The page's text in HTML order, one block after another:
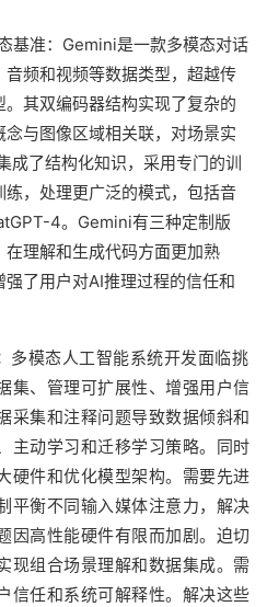
基准：Gemini是一款多模态对话
频和视频等数据类型，超越传
其双编码器结构实现了复杂的
与图像区域相关联，对场景实
成了结构化知识，采用专门的训
，处理更广泛的模式，包括音
4。Gemini有三种定制版
理解和生成代码方面更加熟
了用户对AI推理过程的信任和
多模态人工智能系统开发面临挑
集、管理可扩展性、增强用户信
采集和注释问题导致数据倾斜和
主动学习和迁移学习策略。同时
硬件和优化模型架构。需要先进
平衡不同输入媒体注意力，解决
因高性能硬件有限而加剧。迫切
现组合场景理解和数据集成。需
信任和系统可解释性。解决这些